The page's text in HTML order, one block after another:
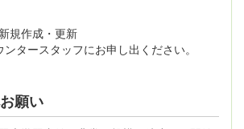
規作成・更新
タースタッフにお申し出ください。
願い